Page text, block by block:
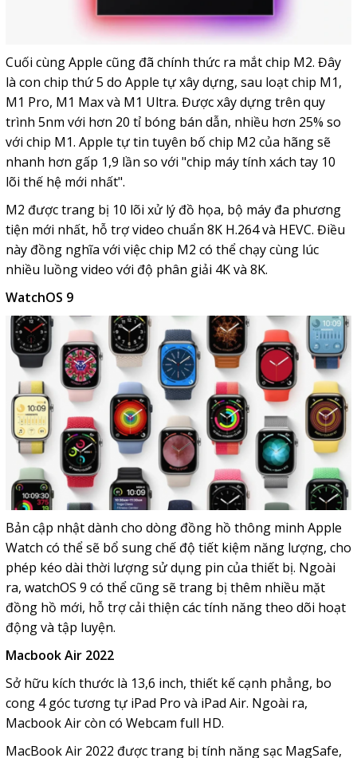
Cuối cùng Apple cũng đã chính thức ra mắt chip M2. Đây
là con chip thứ 5 do Apple tự xây dựng, sau loạt chip M1,
M1 Pro, M1 Max và M1 Ultra. Được xây dựng trên quy
trình 5nm với hơn 20 tỉ bóng bán dẫn, nhiều hơn 25% so
với chip M1. Apple tự tin tuyên bố chip M2 của hãng sẽ
nhanh hơn gấp 1,9 lần so với "chip máy tính xách tay 10
lõi thế hệ mới nhất".
M2 được trang bị 10 lõi xử lý đồ họa, bộ máy đa phương
tiện mới nhất, hỗ trợ video chuẩn 8K H.264 và HEVC. Điều
này đồng nghĩa với việc chip M2 có thể chạy cùng lúc
nhiều luồng video với độ phân giải 4K và 8K.
WatchOS 9
Bản cập nhật dành cho dòng đồng hồ thông minh Apple
Watch có thể sẽ bổ sung chế độ tiết kiệm năng lượng, cho
phép kéo dài thời lượng sử dụng pin của thiết bị. Ngoài
ra, watchOS 9 có thể cũng sẽ trang bị thêm nhiều mặt
đồng hồ mới, hỗ trợ cải thiện các tính năng theo dõi hoạt
động và tập luyện.
Macbook Air 2022
Sở hữu kích thước là 13,6 inch, thiết kế cạnh phẳng, bo
cong 4 góc tương tự iPad Pro và iPad Air. Ngoài ra,
Macbook Air còn có Webcam full HD.
MacBook Air 2022 được trang bị tính năng sạc MagSafe,